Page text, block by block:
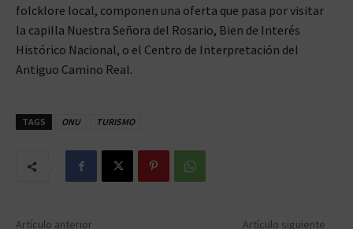
folcklore local, componen una oferta que pasa por visitar
la capilla Nuestra Señora del Rosario, Bien de Interés
Histórico Nacional, o el Centro de Interpretación del
Antiguo Camino Real.
TAGS ONU TURISMO
Artículo anterior Artículo siguiente